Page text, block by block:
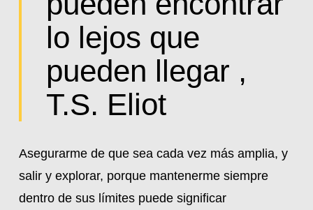
lo lejos que
pueden llegar ,
T.S. Eliot
Asegurarme de que sea cada vez más amplia, y
salir y explorar, porque mantenerme siempre
dentro de sus límites puede significar